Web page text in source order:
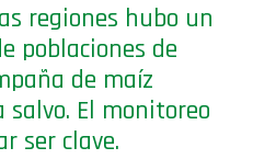
regiones hubo un
poblaciones de
de maíz
El monitoreo
ser clave.